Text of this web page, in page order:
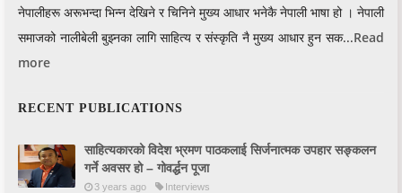
नेपालीहरू अरूभन्दा भिन्न देखिने र चिनिने मुख्य आधार भनेकै नेपाली भाषा हो । नेपाली
समाजको नालीबेली बुझ्नका लागि साहित्य र संस्कृति नै मुख्य आधार हुन सक...Read
more
RECENT PUBLICATIONS
साहित्यकारको विदेश भ्रमण पाठकलाई सिर्जनात्मक उपहार सङ्कलन
गर्ने अवसर हो – गोवर्द्धन पूजा
3 years ago Interviews